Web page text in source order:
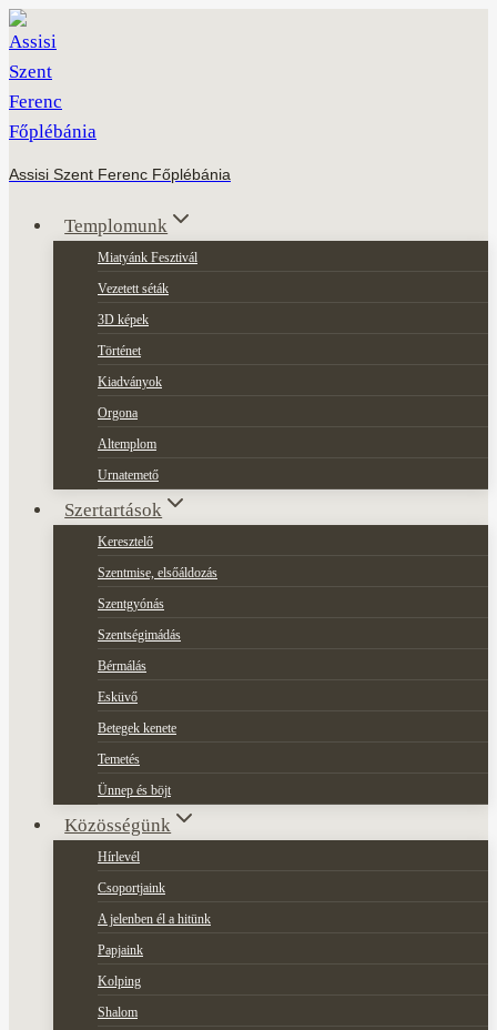
Skip
to
content
Assisi Szent Ferenc Főplébánia
Templomunk
Miatyánk Fesztivál
Vezetett séták
3D képek
Történet
Kiadványok
Orgona
Altemplom
Urnatemető
Szertartások
Keresztelő
Szentmise, elsőáldozás
Szentgyónás
Szentségimádás
Bérmálás
Esküvő
Betegek kenete
Temetés
Ünnep és böjt
Közösségünk
Hírlevél
Csoportjaink
A jelenben él a hitünk
Papjaink
Kolping
Shalom